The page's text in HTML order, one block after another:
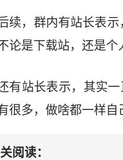
续，群内有站长表
论是下载站，还是
有站长表示，其实
很多，做啥都一样
阅读：